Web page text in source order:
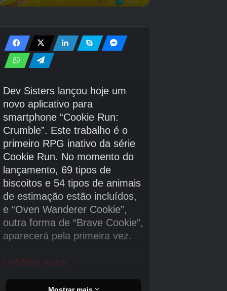
stop-motion Fora das palavras
ação do estilo Game-Boy
Créditos Autor